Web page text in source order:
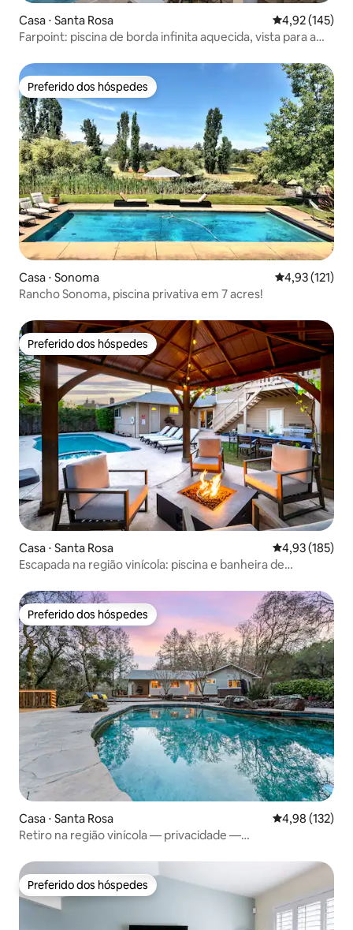
Casa ⋅ Santa Rosa 4,92 de uma
4,92 (145)
Farpoint: piscina de borda infinita aquecida, vista para a
Preferido dos hóspedes
Preferido dos hóspedes
Casa ⋅ Sonoma 4,93 de uma
4,93 (121)
Rancho Sonoma, piscina privativa em 7 acres!
Preferido dos hóspedes
Preferido dos hóspedes
Casa ⋅ Santa Rosa 4,93 de uma
4,93 (185)
Escapada na região vinícola: piscina e banheira de
Preferido dos hóspedes
Preferido dos hóspedes
Casa ⋅ Santa Rosa 4,98 de uma
4,98 (132)
Retiro na região vinícola — privacidade —
Preferido dos hóspedes
Preferido dos hóspedes